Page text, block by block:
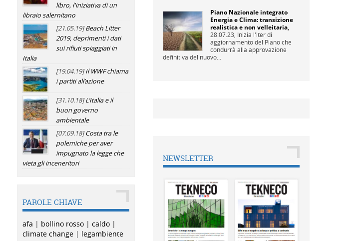
libro, l'iniziativa di un
libraio salernitano
[21.05.19]Beach Litter
2019, deprimenti i dati
sui rifiuti spiaggiati in
Italia
[19.04.19]Il WWF chiama
i partiti all’azione
[31.10.18]L’Italia e il
buon governo
ambientale
[07.09.18]Costa tra le
polemiche per aver
impugnato la legge che
vieta gli inceneritori
PAROLE CHIAVE
afa | bollino rosso| caldo|
climate change| legambiente
Piano Nazionale integrato
Energia e Clima: transizione
realistica e non velleitaria,
28.07.23, Inizia l'iter di
aggiornamento del Piano che
condurrà alla approvazione
definitiva del nuovo...
NEWSLETTER